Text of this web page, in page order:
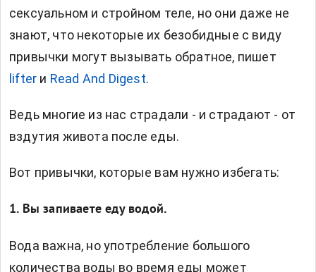
сексуальном и стройном теле, но они даже не
знают, что некоторые их безобидные с виду
привычки могут вызывать обратное, пишет
lifter и Read And Digest.
Ведь многие из нас страдали - и страдают - от
вздутия живота после еды.
Вот привычки, которые вам нужно избегать:
1. Вы запиваете еду водой.
Вода важна, но употребление большого
количества воды во время еды может